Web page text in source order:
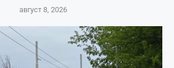
август 8, 2026